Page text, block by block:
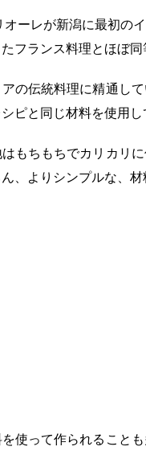
ーレが新潟に最初の
フランス料理とほぼ
の伝統料理に精通し
ピと同じ材料を使用
もちもちでカリカリ
、よりシンプルな、材
使って作られること